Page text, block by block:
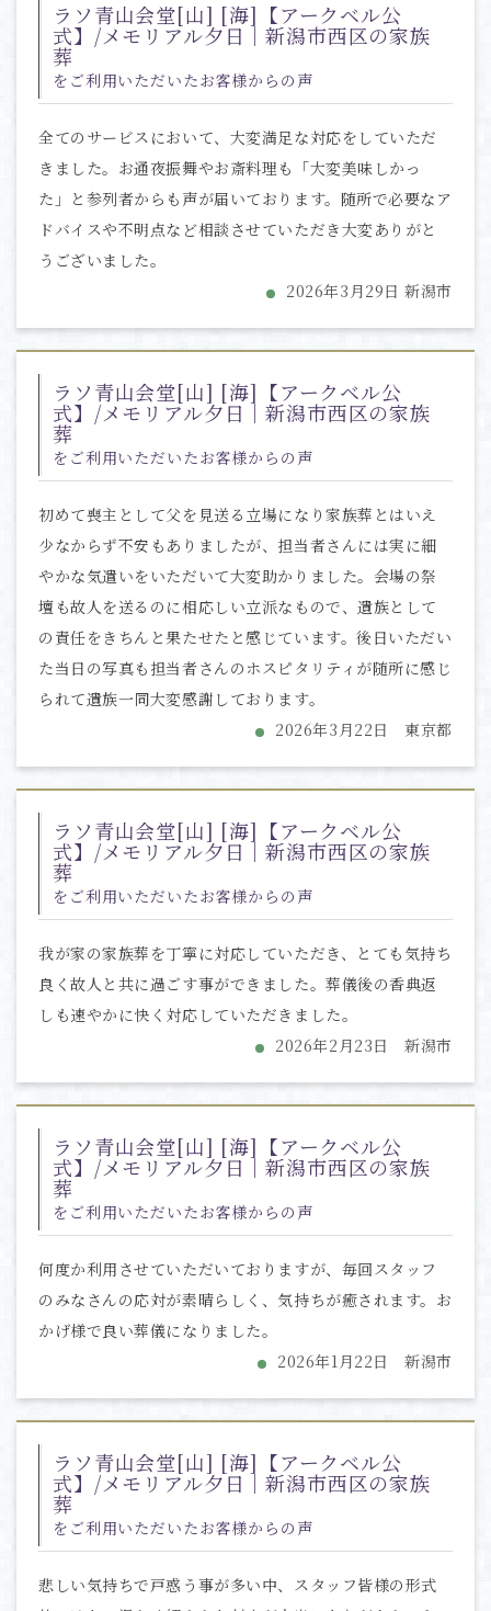
ラソ青山会堂[山] [海]【アークベル公
式】/メモリアル夕日｜新潟市西区の家族
葬
をご利用いただいたお客様からの声
全てのサービスにおいて、大変満足な対応をしていただ
きました。お通夜振舞やお斎料理も「大変美味しかっ
た」と参列者からも声が届いております。随所で必要なア
ドバイスや不明点など相談させていただき大変ありがと
うございました。
2026年3月29日 新潟市
ラソ青山会堂[山] [海]【アークベル公
式】/メモリアル夕日｜新潟市西区の家族
葬
をご利用いただいたお客様からの声
初めて喪主として父を見送る立場になり家族葬とはいえ
少なからず不安もありましたが、担当者さんには実に細
やかな気遣いをいただいて大変助かりました。会場の祭
壇も故人を送るのに相応しい立派なもので、遺族として
の責任をきちんと果たせたと感じています。後日いただい
た当日の写真も担当者さんのホスピタリティが随所に感じ
られて遺族一同大変感謝しております。
2026年3月22日 東京都
ラソ青山会堂[山] [海]【アークベル公
式】/メモリアル夕日｜新潟市西区の家族
葬
をご利用いただいたお客様からの声
我が家の家族葬を丁寧に対応していただき、とても気持ち
良く故人と共に過ごす事ができました。葬儀後の香典返
しも速やかに快く対応していただきました。
2026年2月23日 新潟市
ラソ青山会堂[山] [海]【アークベル公
式】/メモリアル夕日｜新潟市西区の家族
葬
をご利用いただいたお客様からの声
何度か利用させていただいておりますが、毎回スタッフ
のみなさんの応対が素晴らしく、気持ちが癒されます。お
かげ様で良い葬儀になりました。
2026年1月22日 新潟市
ラソ青山会堂[山] [海]【アークベル公
式】/メモリアル夕日｜新潟市西区の家族
葬
をご利用いただいたお客様からの声
悲しい気持ちで戸惑う事が多い中、スタッフ皆様の形式